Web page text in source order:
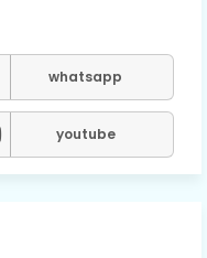
whatsapp
youtube